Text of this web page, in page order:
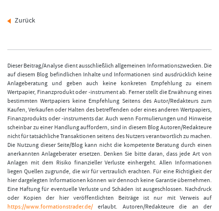
Zurück
Dieser Beitrag/Analyse dient ausschließlich allgemeinen Informationszwecken. Die
auf diesem Blog befindlichen Inhalte und Informationen sind ausdrücklich keine
Anlageberatung und geben auch keine konkreten Empfehlung zu einem
Wertpapier, Finanzprodukt oder -instrument ab. Ferner stellt die Erwähnung eines
bestimmten Wertpapiers keine Empfehlung Seitens des Autor/Redakteurs zum
Kaufen, Verkaufen oder Halten des betreffenden oder eines anderen Wertpapiers,
Finanzprodukts oder -instruments dar. Auch wenn Formulierungen und Hinweise
scheinbar zu einer Handlung auffordern, sind in diesem Blog Autoren/Redakteure
nicht für tatsächliche Transaktionen seitens des Nutzers verantwortlich zu machen.
Die Nutzung dieser Seite/Blog kann nicht die kompetente Beratung durch einen
anerkannten Anlageberater ersetzen. Denken Sie bitte daran, dass jede Art von
Anlagen mit dem Risiko finanzieller Verluste einhergeht. Allen Informationen
liegen Quellen zugrunde, die wir für vertraulich erachten. Für eine Richtigkeit der
hier dargelegten Informationen können wir dennoch keine Garantie übernehmen.
Eine Haftung für eventuelle Verluste und Schäden ist ausgeschlossen. Nachdruck
oder Kopien der hier veröffentlichten Beiträge ist nur mit Verweis auf
https://www.formationstrader.de/ erlaubt. Autoren/Redakteure die an der